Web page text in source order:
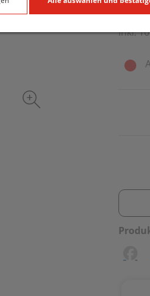
inkl.